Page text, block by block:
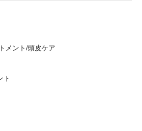
メント/頭皮ケア
ト